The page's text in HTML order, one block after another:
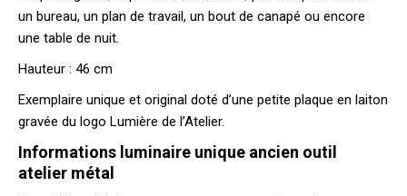
un bureau, un plan de travail, un bout de canapé ou encore
une table de nuit.
Hauteur : 46 cm
Exemplaire unique et original doté d’une petite plaque en laiton
gravée du logo Lumière de l’Atelier.
Informations luminaire unique ancien outil
atelier métal